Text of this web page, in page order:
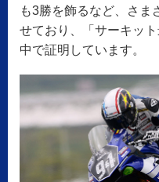
も3勝を飾るなど、さま
せており、「サーキッ
中で証明しています。